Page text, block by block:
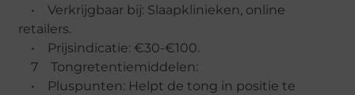
• Verkrijgbaar bij: Slaapklinieken, online
retailers.
• Prijsindicatie: €30-€100.
7 Tongretentiemiddelen:
• Pluspunten: Helpt de tong in positie te